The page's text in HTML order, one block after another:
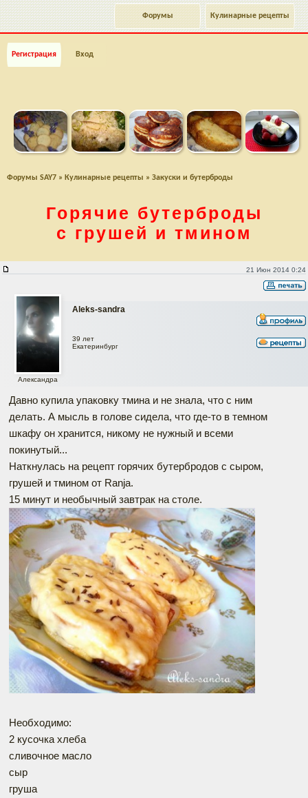
Кулинарные рецепты
Форумы
Регистрация Вход
Форумы SAY7 » Кулинарные рецепты » Закуски и бутерброды
Горячие бутерброды
с грушей и тмином
21 Июн 2014 0:24
Aleks-sandra
Александра
39 лет
Екатеринбург
Давно купила упаковку тмина и не знала, что с ним
делать. А мысль в голове сидела, что где-то в темном
шкафу он хранится, никому не нужный и всеми
покинутый...
Наткнулась на рецепт горячих бутербродов с сыром,
грушей и тмином от Ranja.
15 минут и необычный завтрак на столе.
Необходимо:
2 кусочка хлеба
сливочное масло
сыр
груша